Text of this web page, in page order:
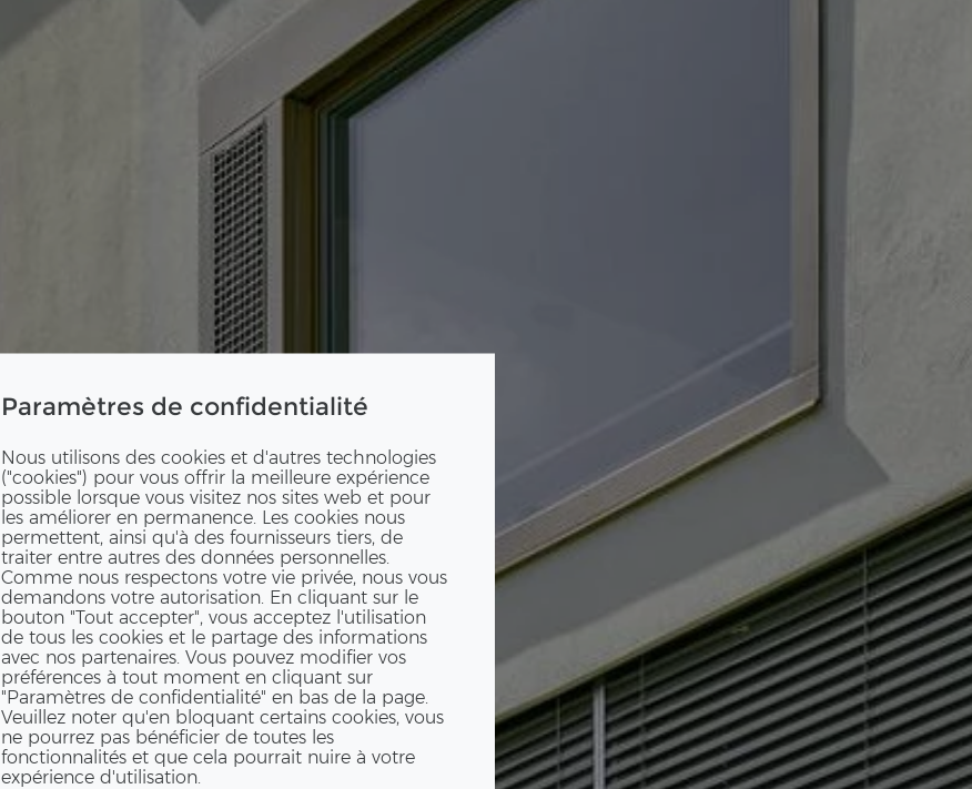
Paramètres de confidentialité
Nous utilisons des cookies et d'autres technologies
("cookies") pour vous offrir la meilleure expérience
possible lorsque vous visitez nos sites web et pour
les améliorer en permanence. Les cookies nous
permettent, ainsi qu'à des fournisseurs tiers, de
traiter entre autres des données personnelles.
Comme nous respectons votre vie privée, nous vous
demandons votre autorisation. En cliquant sur le
bouton "Tout accepter", vous acceptez l'utilisation
de tous les cookies et le partage des informations
avec nos partenaires. Vous pouvez modifier vos
préférences à tout moment en cliquant sur
"Paramètres de confidentialité" en bas de la page.
Veuillez noter qu'en bloquant certains cookies, vous
ne pourrez pas bénéficier de toutes les
fonctionnalités et que cela pourrait nuire à votre
expérience d'utilisation.